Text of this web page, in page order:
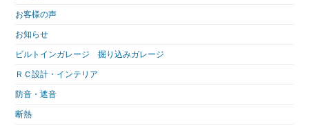
お客様の声
お知らせ
ビルトインガレージ 掘り込みガレージ
ＲＣ設計・インテリア
防音・遮音
断熱